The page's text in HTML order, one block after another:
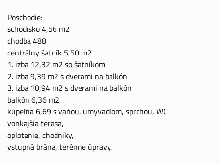
Poschodie:
schodisko 4,56 m2
chodba 488
centrálny šatník 5,50 m2
1. izba 12,32 m2 so šatníkom
2. izba 9,39 m2 s dverami na balkón
3. izba 10,94 m2 s dverami na balkón
balkón 6,36 m2
kúpeľňa 6,69 s vaňou, umyvadlom, sprchou, WC
vonkajšia terasa,
oplotenie, chodníky,
vstupná brána, terénne úpravy.